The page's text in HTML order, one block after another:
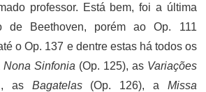
professor. Está bem, foi a última
de Beethoven, porém ao Op. 111
o Op. 137 e dentre estas há todos os
Nona Sinfonia (Op. 125), as Variações
, as Bagatelas(Op. 126), a Missa